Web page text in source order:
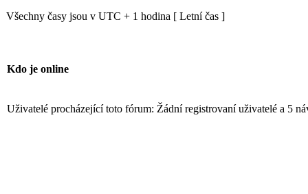
Všechny časy jsou v UTC + 1 hodina [ Letní čas ]
Kdo je online
Uživatelé procházející toto fórum: Žádní registrovaní uživatelé a 5